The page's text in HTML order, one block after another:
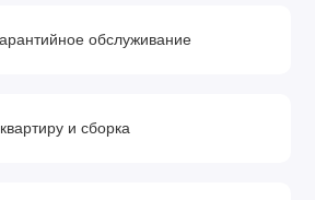
обслуживание
и сборка